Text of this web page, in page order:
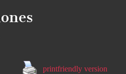
printfriendly version